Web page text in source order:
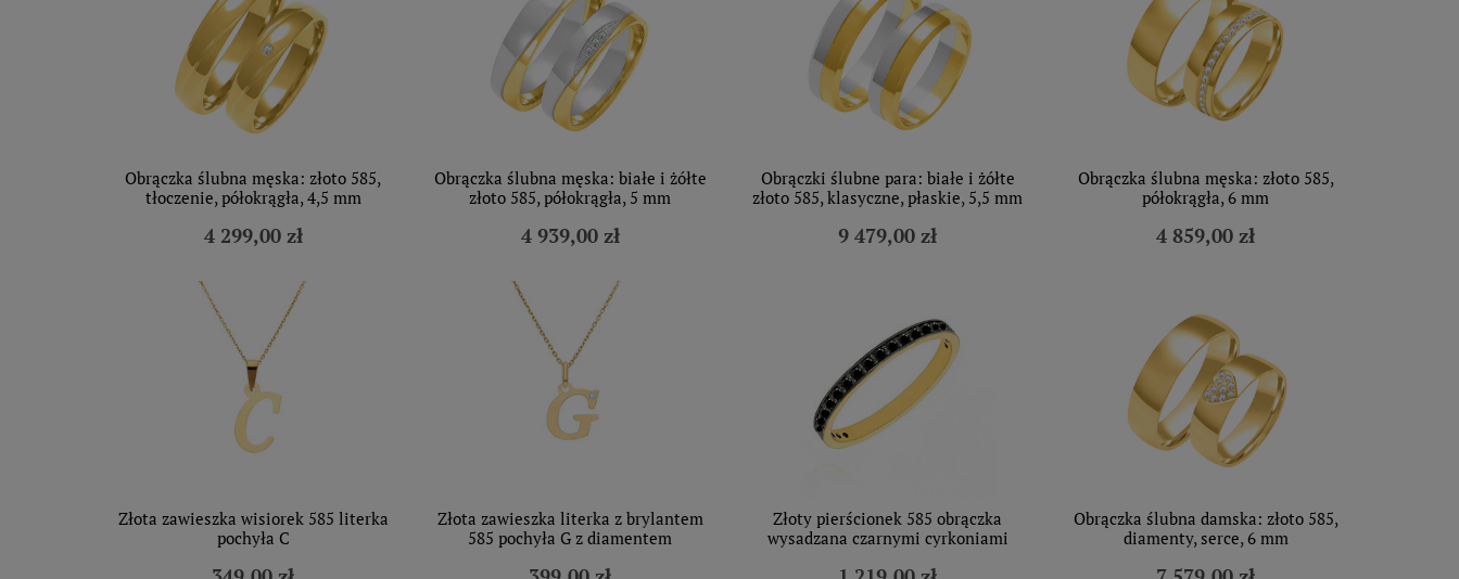
Obrączka ślubna męska: złoto 585,
tłoczenie, półokrągła, 4,5 mm
4 299,00 zł
Obrączka ślubna męska: białe i żółte
złoto 585, półokrągła, 5 mm
4 939,00 zł
Obrączki ślubne para: białe i żółte
złoto 585, klasyczne, płaskie, 5,5 mm
9 479,00 zł
Obrączka ślubna męska: złoto 585,
półokrągła, 6 mm
4 859,00 zł
Złota zawieszka wisiorek 585 literka
pochyła C
Złota zawieszka literka z brylantem
585 pochyła G z diamentem
Złoty pierścionek 585 obrączka
wysadzana czarnymi cyrkoniami
Obrączka ślubna damska: złoto 585,
diamenty, serce, 6 mm